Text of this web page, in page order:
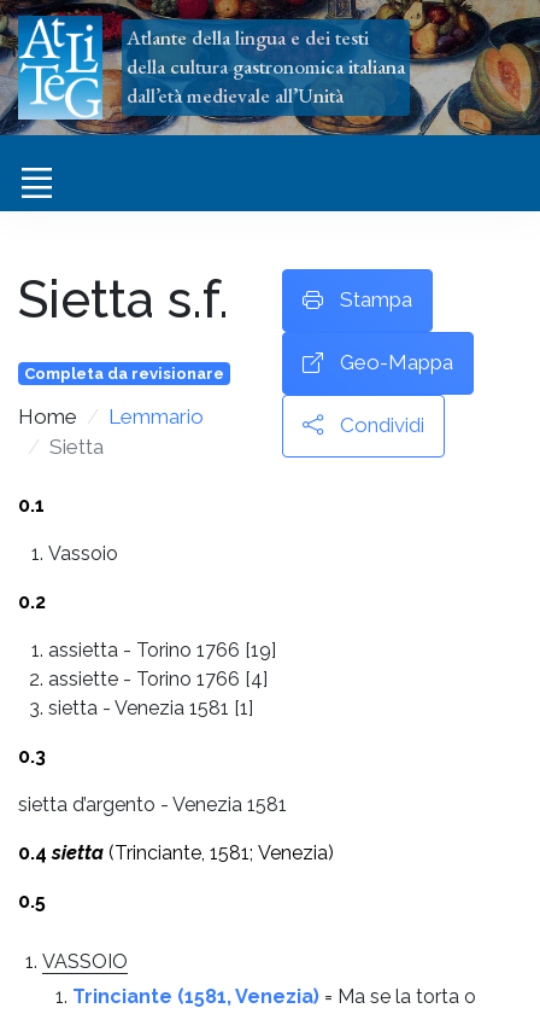
Atlante della lingua e dei testi
della cultura gastronomica italiana
dall’età medievale all’Unità
Sietta s.f.
Completa da revisionare
Home
Lemmario
Sietta
Stampa
Geo-Mappa
Condividi
0.1
Vassoio
0.2
assietta - Torino 1766 [19]
assiette - Torino 1766 [4]
sietta - Venezia 1581 [1]
0.3
sietta d’argento - Venezia 1581
0.4 sietta (Trinciante, 1581; Venezia)
0.5
VASSOIO
Trinciante (1581, Venezia) = Ma se la torta o